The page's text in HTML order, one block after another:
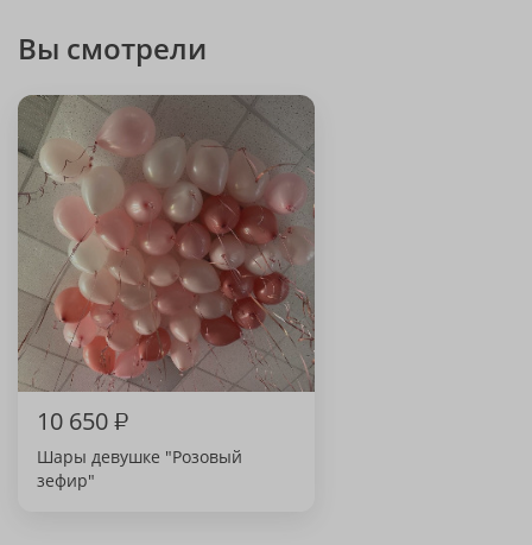
Вы смотрели
10 650₽
Шары девушке "Розовый
зефир"